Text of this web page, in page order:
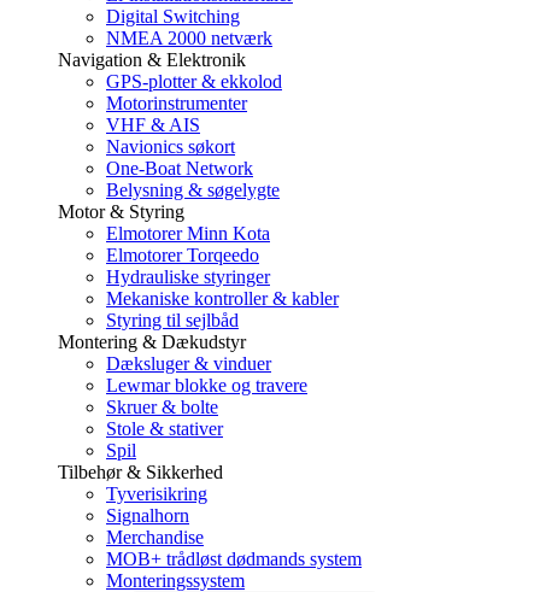
Digital Switching
NMEA 2000 netværk
Navigation & Elektronik
GPS-plotter & ekkolod
Motorinstrumenter
VHF & AIS
Navionics søkort
One-Boat Network
Belysning & søgelygte
Motor & Styring
Elmotorer Minn Kota
Elmotorer Torqeedo
Hydrauliske styringer
Mekaniske kontroller & kabler
Styring til sejlbåd
Montering & Dækudstyr
Dæksluger & vinduer
Lewmar blokke og travere
Skruer & bolte
Stole & stativer
Spil
Tilbehør & Sikkerhed
Tyverisikring
Signalhorn
Merchandise
MOB+ trådløst dødmands system
Monteringssystem